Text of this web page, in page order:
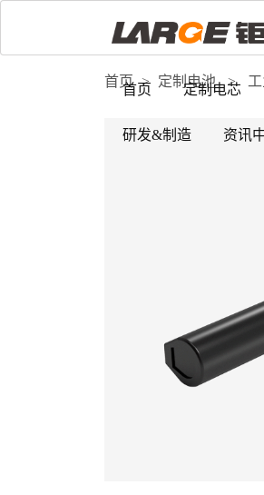
首页 定制电芯
研发&制造 资讯
首页 > 定制电池 >